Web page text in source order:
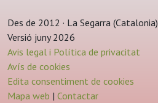
Des de 2012 · La Segarra (Catalonia)
Versió juny 2026
Avis legal i Política de privacitat
Avís de cookies
Edita consentiment de cookies
Mapa web | Contactar